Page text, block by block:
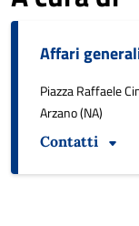
Affari
Piazza Raffaele
Arzano (NA)
Contatti